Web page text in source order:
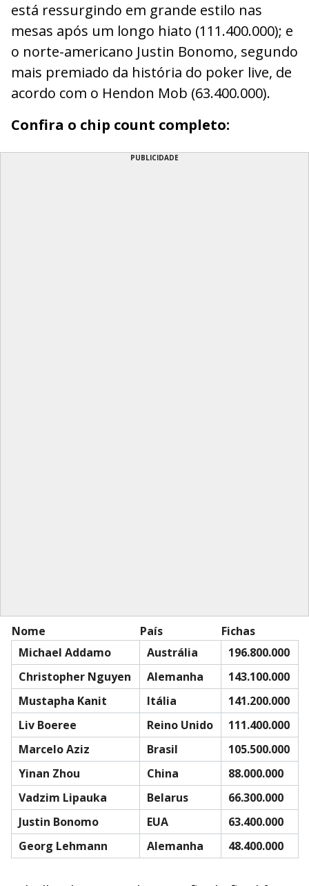
está ressurgindo em grande estilo nas
mesas após um longo hiato (111.400.000); e
o norte-americano Justin Bonomo, segundo
mais premiado da história do poker live, de
acordo com o Hendon Mob (63.400.000).
Confira o chip count completo:
PUBLICIDADE
Nome País
Fichas
Michael Addamo
Austrália
196.800.000
Christopher Nguyen
Alemanha
143.100.000
Mustapha Kanit
Itália
141.200.000
Liv Boeree
Reino Unido
111.400.000
Marcelo Aziz
Brasil
105.500.000
Yinan Zhou
China
88.000.000
Vadzim Lipauka
Belarus
66.300.000
Justin Bonomo
EUA
63.400.000
Georg Lehmann
Alemanha 48.400.000